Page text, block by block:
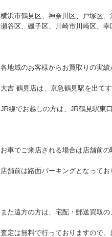
横浜市鶴見区、神奈川区、戸塚区
瀬谷区、磯子区、川崎市川崎区、
各地域のお客様からお買取りの実績
大吉 鶴見店は、京急鶴見駅を出て
JR線でお越しの方は、JR鶴見駅東
お車でご来店される場合は店舗前の
店舗前は路面パーキングとなってお
また遠方の方は、宅配・郵送買取
査定は無料で行っておりますので、